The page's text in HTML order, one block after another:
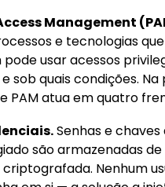
Management
e tecnologias que
usar acessos
sob quais condições.
PAM atua em quatro
Senhas e chaves
são armazenadas
Nenhum